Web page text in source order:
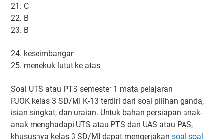
21. C
22. B
23. B
24. keseimbangan
25. menekuk lutut ke atas
Soal UTS atau PTS semester 1 mata pelajaran
PJOK kelas 3 SD/MI K-13 terdiri dari soal pilihan ganda,
isian singkat, dan uraian. Untuk bahan persiapan anak-
anak menghadapi UTS atau PTS dan UAS atau PAS,
khususnya kelas 3 SD/MI dapat mengerjakan soal-soal